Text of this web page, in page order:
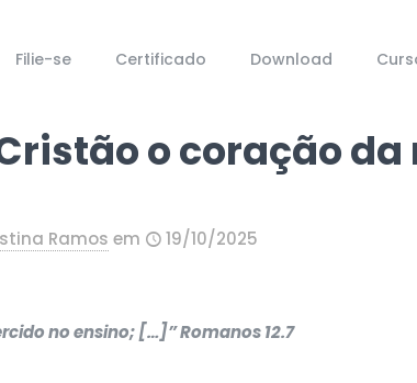
Filie-se Certificado Download
o coração
Ramos em 19/10/2025
no ensino; […]”Romanos 12.7